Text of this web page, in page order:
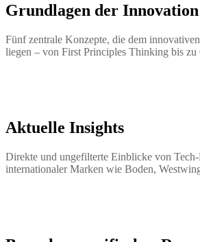
Grundlagen der Innovation
Fünf zentrale Konzepte, die dem
liegen – von First Principles Thinking bis
Aktuelle Insights
Direkte und ungefilterte Einblicke von
internationaler Marken wie Boden,